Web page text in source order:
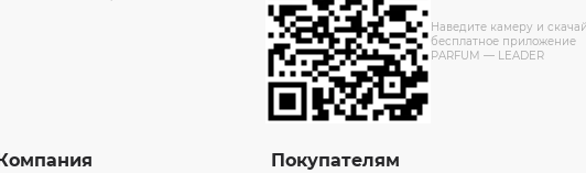
Наведите камеру и
бесплатное приложение
PARFUM — LEADER
Покупателям